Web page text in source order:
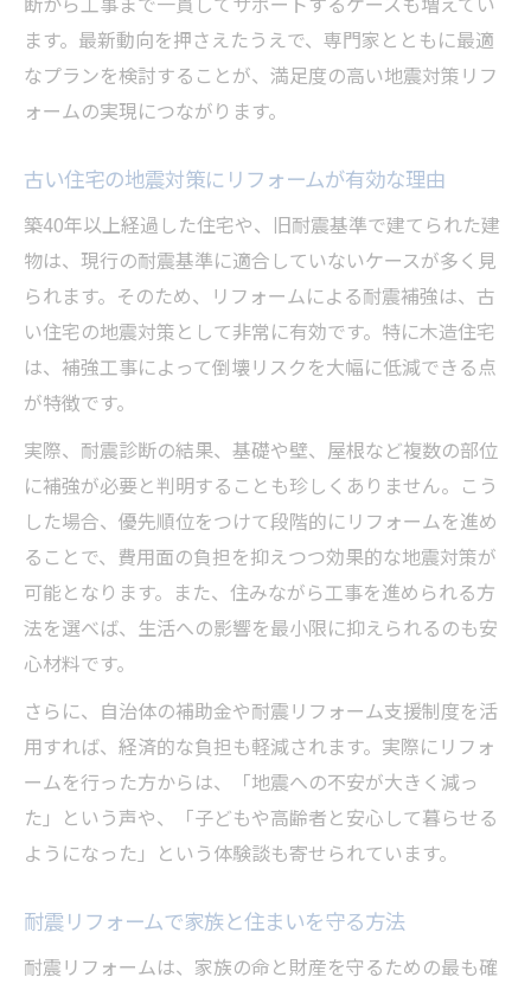
ます。最新動向を押さえたうえで、専門家とともに最適
なプランを検討することが、満足度の高い地震対策リフ
ォームの実現につながります。
古い住宅の地震対策にリフォームが有効な理由
築40年以上経過した住宅や、旧耐震基準で建てられた建
物は、現行の耐震基準に適合していないケースが多く見
られます。そのため、リフォームによる耐震補強は、古
い住宅の地震対策として非常に有効です。特に木造住宅
は、補強工事によって倒壊リスクを大幅に低減できる点
が特徴です。
実際、耐震診断の結果、基礎や壁、屋根など複数の部位
に補強が必要と判明することも珍しくありません。こう
した場合、優先順位をつけて段階的にリフォームを進め
ることで、費用面の負担を抑えつつ効果的な地震対策が
可能となります。また、住みながら工事を進められる方
法を選べば、生活への影響を最小限に抑えられるのも安
心材料です。
さらに、自治体の補助金や耐震リフォーム支援制度を活
用すれば、経済的な負担も軽減されます。実際にリフォ
ームを行った方からは、「地震への不安が大きく減っ
た」という声や、「子どもや高齢者と安心して暮らせる
ようになった」という体験談も寄せられています。
耐震リフォームで家族と住まいを守る方法
耐震リフォームは、家族の命と財産を守るための最も確